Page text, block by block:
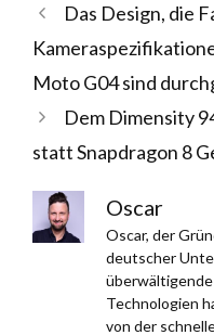
Das Design, die
Moto G04 sind
Dem Dimensity
statt Snapdragon 8
Oscar
Oscar, der
deutscher
Technologien
von der